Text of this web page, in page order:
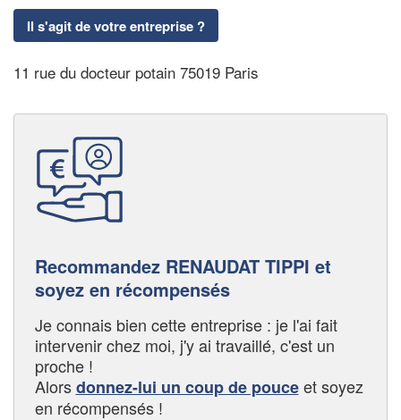
Il s'agit de votre entreprise ?
11 rue du docteur potain 75019 Paris
Recommandez RENAUDAT TIPPI et
soyez en récompensés
Je connais bien cette entreprise : je l'ai fait
intervenir chez moi, j'y ai travaillé, c'est un
proche !
Alorsdonnez-lui un coup de pouceet soyez
en récompensés !